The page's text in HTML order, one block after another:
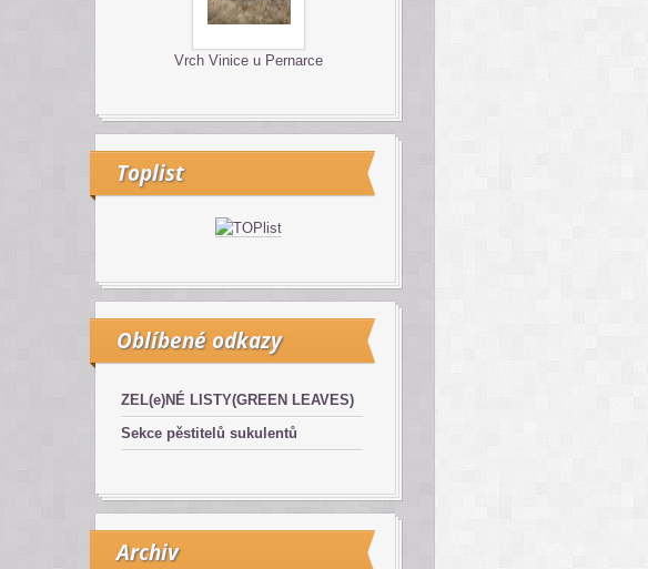
Vrch Vinice u Pernarce
Toplist
Oblíbené odkazy
ZEL(e)NÉ LISTY(GREEN LEAVES)
Sekce pěstitelů sukulentů
Archiv